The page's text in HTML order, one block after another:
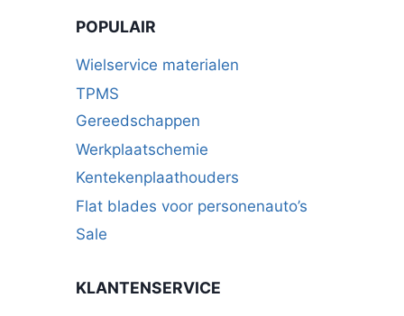
POPULAIR
Wielservice materialen
TPMS
Gereedschappen
Werkplaatschemie
Kentekenplaathouders
Flat blades voor personenauto’s
Sale
KLANTENSERVICE